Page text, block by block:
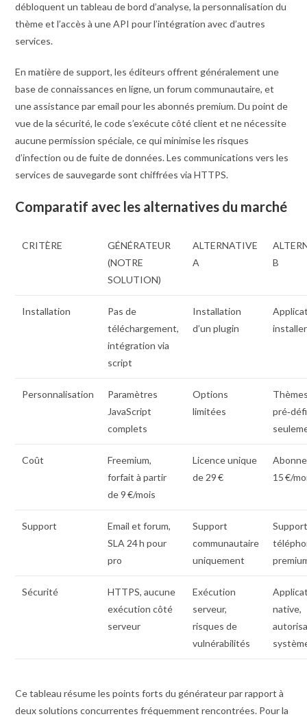
débloquent un tableau de bord d’analyse, la personnalisation du
thème et l’accès à une API pour l’intégration avec d’autres
services.
En matière de support, les éditeurs offrent généralement une
base de connaissances en ligne, un forum communautaire, et
une assistance par email pour les abonnés premium. Du point de
vue de la sécurité, le code s’exécute côté client et ne nécessite
aucune permission spéciale, ce qui minimise les risques
d’infection ou de fuite de données. Les communications vers les
services de sauvegarde sont chiffrées via HTTPS.
Comparatif avec les alternatives du marché
CRITÈRE
GÉNÉRATEUR
(NOTRE
SOLUTION)
ALTERNATIVE
A
B
Installation
Pas de
téléchargement,
intégration via
script
Installation
d’un plugin
installer
Personnalisation
Paramètres
JavaScript
complets
Options
limitées
Coût
Freemium,
forfait à partir
de 9 €/mois
Licence unique
de 29 €
15 €/
Support
Email et forum,
SLA 24 h pour
pro
Support
communautaire
uniquement
Sécurité
HTTPS, aucune
exécution côté
serveur
Exécution
serveur,
risques de
vulnérabilités
native,
Ce tableau résume les points forts du générateur par rapport à
deux solutions concurrentes fréquemment rencontrées. Pour la